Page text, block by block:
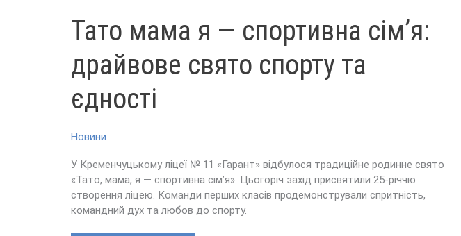
Тато мама я — спортивна сім’я:
драйвове свято спорту та
єдності
Новини
У Кременчуцькому ліцеї № 11 «Гарант» відбулося традиційне родинне свято
«Тато, мама, я — спортивна сім’я». Цьогоріч захід присвятили 25-річчю
створення ліцею. Команди перших класів продемонстрували спритність,
командний дух та любов до спорту.
МАМА
Я
—
СІМ’Я:
ДРАЙВОВЕ
СВЯТО
ТА
ЄДНОСТІ